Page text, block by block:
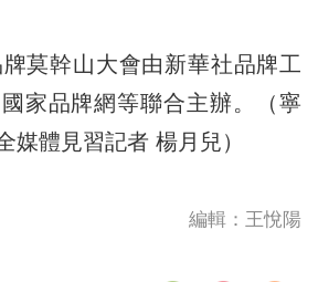
幹山大會由新華社品牌工
家品牌網等聯合主辦。（寧
媒體見習記者 楊月兒）
編輯：王悅陽